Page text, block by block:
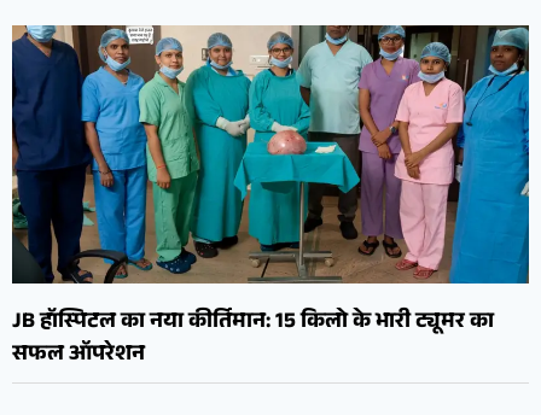
JB हॉस्पिटल का नया कीर्तिमान: 15 किलो के भारी ट्यूमर का
सफल ऑपरेशन